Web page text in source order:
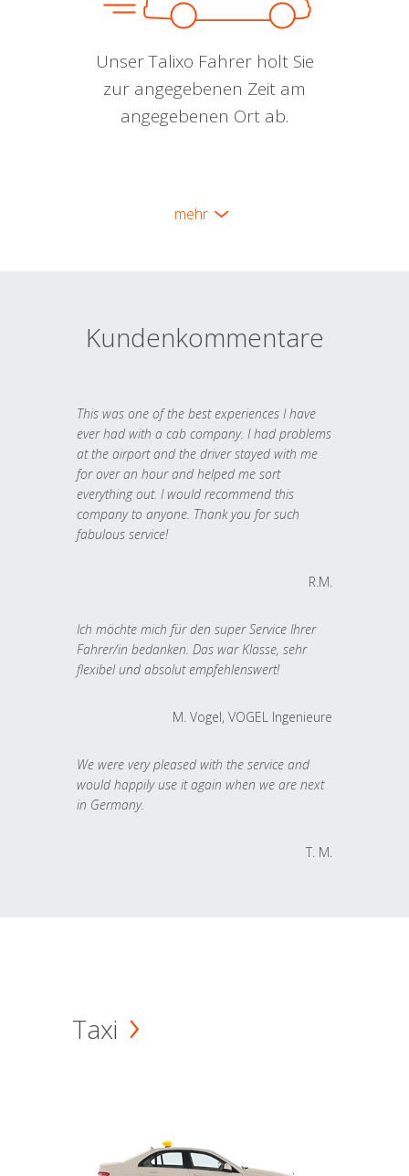
Unser Talixo Fahrer holt Sie
zur angegebenen Zeit am
angegebenen Ort ab.
mehr
Kundenkommentare
This was one of the best experiences I have
ever had with a cab company. I had problems
at the airport and the driver stayed with me
for over an hour and helped me sort
everything out. I would recommend this
company to anyone. Thank you for such
fabulous service!
R.M.
Ich möchte mich für den super Service Ihrer
Fahrer/in bedanken. Das war Klasse, sehr
flexibel und absolut empfehlenswert!
M. Vogel, VOGEL Ingenieure
We were very pleased with the service and
would happily use it again when we are next
in Germany.
T. M.
Taxi